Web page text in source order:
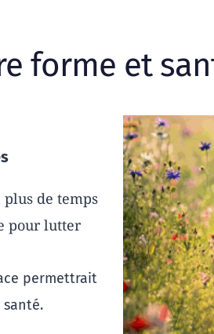
forme et
plus de temps
pour lutter
permettrait